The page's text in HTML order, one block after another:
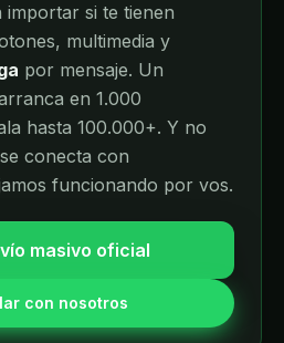
importar si te tienen
multimedia y
por mensaje. Un
en 1.000
hasta 100.000+. Y no
conecta con
funcionando por vos.
masivo oficial
con nosotros